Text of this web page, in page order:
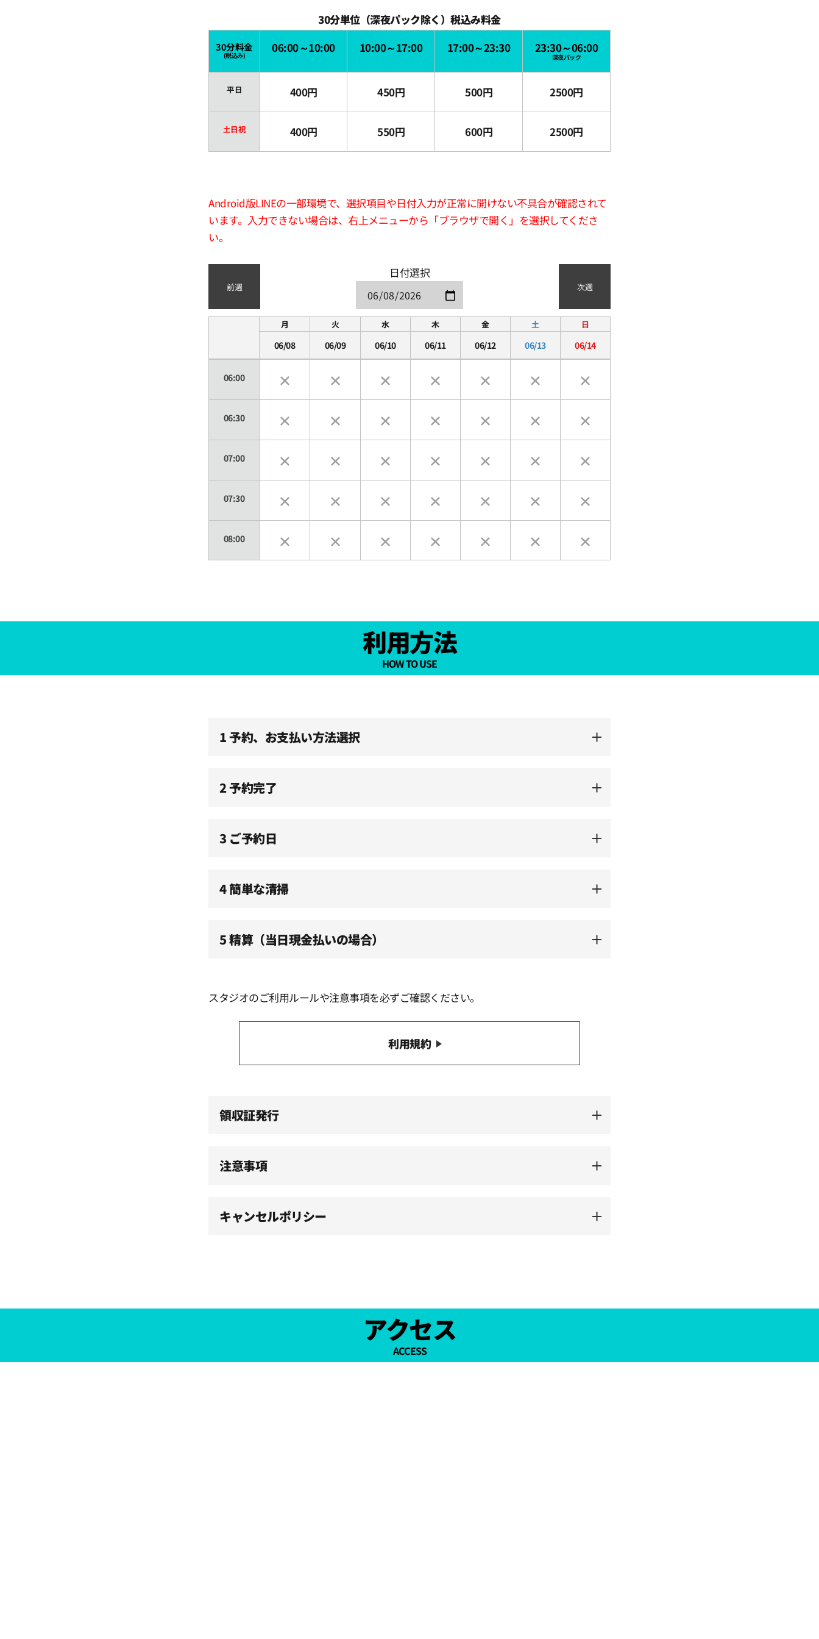
30分単位（深夜パック除く）税込み料金
30分料金
(税込み)
06:00～10:00 10:00～17:00 17:00～23:30 23:30～06:00
深夜パック
平日 400円 450円 500円 2500円
土日祝 400円 550円 600円 2500円
Android版LINEの一部環境で、選択項目や日付入力が正常に開けない不具合が確認されて
います。入力できない場合は、右上メニューから「ブラウザで開く」を選択してくださ
い。
前週
日付選択
次週
月
06/08
火
06/09
水
06/10
木
06/11
金
06/12
土
06/13
日
06/14
06:00
06:30
07:00
07:30
08:00
09:00
10:30
11:00
13:00
14:00
14:30
16:30
利用方法
HOW TO USE
1 予約、お支払い方法選択
2 予約完了
3 ご予約日
4 簡単な清掃
5 精算（当日現金払いの場合）
スタジオのご利用ルールや注意事項を必ずご確認ください。
利用規約
領収証発行
注意事項
キャンセルポリシー
アクセス
ACCESS